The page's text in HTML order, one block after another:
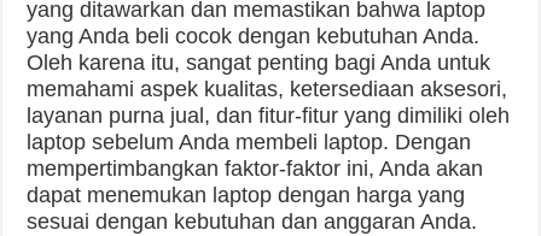
yang ditawarkan dan memastikan bahwa laptop
yang Anda beli cocok dengan kebutuhan Anda.
Oleh karena itu, sangat penting bagi Anda untuk
memahami aspek kualitas, ketersediaan aksesori,
layanan purna jual, dan fitur-fitur yang dimiliki oleh
laptop sebelum Anda membeli laptop. Dengan
mempertimbangkan faktor-faktor ini, Anda akan
dapat menemukan laptop dengan harga yang
sesuai dengan kebutuhan dan anggaran Anda.